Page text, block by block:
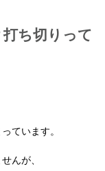
ち切りって
ています。
んが、